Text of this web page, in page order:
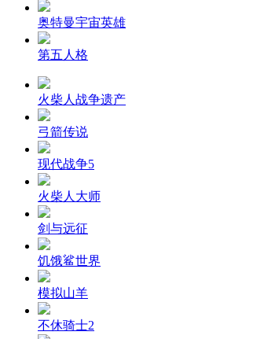
奥特曼宇宙英雄
第五人格
火柴人战争遗产
弓箭传说
现代战争5
火柴人大师
剑与远征
饥饿鲨世界
模拟山羊
不休骑士2